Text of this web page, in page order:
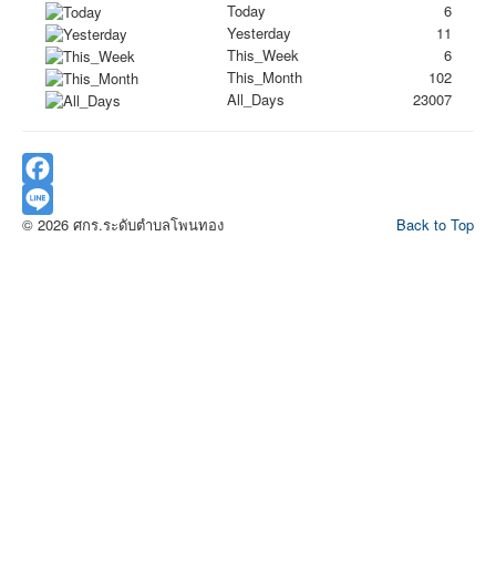
Today
6
Yesterday
11
This_Week
6
This_Month
102
All_Days
23007
Facebook
Line
Back to Top
© 2026 ศกร.ระดับตำบลโพนทอง